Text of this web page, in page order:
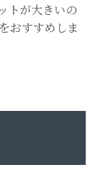
トが大きいの
おすすめしま